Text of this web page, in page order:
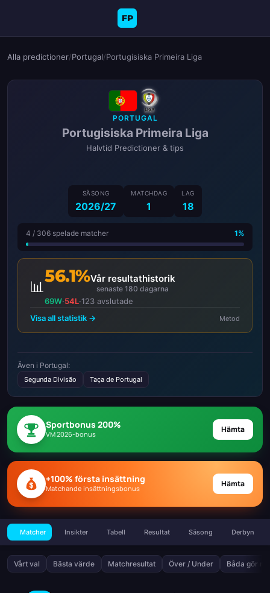
FP
Alla predictioner/Portugal/Portugisiska Primeira Liga
PORTUGAL
Portugisiska Primeira Liga
Halvtid Predictioner & tips
SÄSONG
2026/27
MATCHDAG
1
LAG
18
4 / 306 spelade matcher 1%
📊
56.1%Vår resultathistorik
senaste 180 dagarna
69W·54L·123 avslutade
Visa all statistik →
Metod
Även i Portugal:
Segunda Divisão Taça de Portugal
Sportbonus 200%
VM 2026-bonus Hämta
+100% första insättning
Matchande insättningsbonus Hämta
Matcher Insikter Tabell Resultat Säsong Derbyn
Vårt val Bästa värde Matchresultat Över / Under Båda gör